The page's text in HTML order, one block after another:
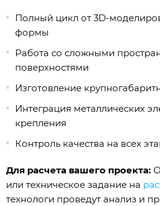
Полный цикл от 3D-
формы
Работа со сложными
поверхностями
Изготовление
Интеграция металлических
крепления
Контроль качества на всех
Для расчета вашего проекта:
или техническое задание на
технологи проведут анализ и